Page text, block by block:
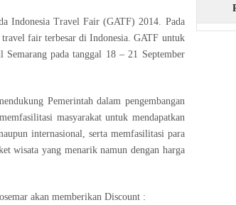
Indonesia Travel Fair (GATF) 2014. Pada
fair terbesar di Indonesia. GATF untuk
pada tanggal 18 – 21 September
Pemerintah dalam pengembangan
masyarakat untuk mendapatkan
internasional, serta memfasilitasi para
wisata yang menarik namun dengan harga
akan memberikan Discount :